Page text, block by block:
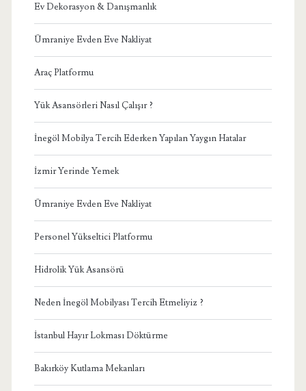
Ev Dekorasyon & Danışmanlık
Ümraniye Evden Eve Nakliyat
Araç Platformu
Yük Asansörleri Nasıl Çalışır ?
İnegöl Mobilya Tercih Ederken Yapılan Yaygın Hatalar
İzmir Yerinde Yemek
Ümraniye Evden Eve Nakliyat
Personel Yükseltici Platformu
Hidrolik Yük Asansörü
Neden İnegöl Mobilyası Tercih Etmeliyiz ?
İstanbul Hayır Lokması Döktürme
Bakırköy Kutlama Mekanları